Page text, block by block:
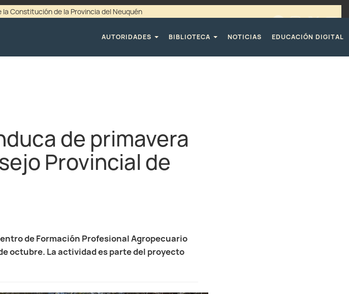
Constitución de la Provincia del Neuquén
AUTORIDADES
BIBLIOTECA NOTICIAS EDUCACIÓN DIGITAL
de primavera
Provincial de
de Formación Profesional Agropecuario
octubre. La actividad es parte del proyecto